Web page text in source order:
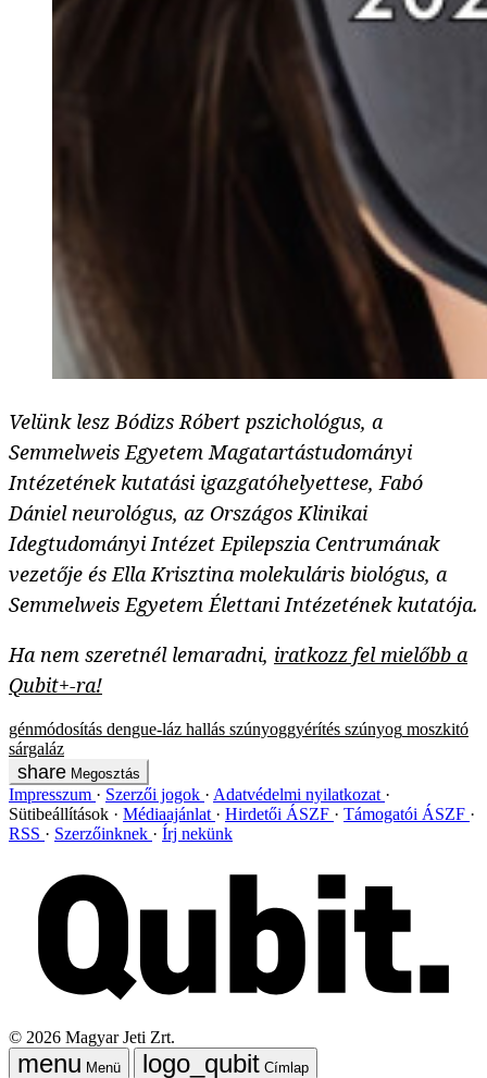
Velünk lesz Bódizs Róbert pszichológus, a
Semmelweis Egyetem Magatartástudományi
Intézetének kutatási igazgatóhelyettese, Fabó
Dániel neurológus, az Országos Klinikai
Idegtudományi Intézet Epilepszia Centrumának
vezetője és Ella Krisztina molekuláris biológus, a
Semmelweis Egyetem Élettani Intézetének kutatója.
Ha nem szeretnél lemaradni, iratkozz fel mielőbb a
Qubit+-ra!
génmódosítás dengue-láz hallás szúnyoggyérítés szúnyog moszkitó
sárgaláz
Megosztás
Impresszum Szerzői jogok
Adatvédelmi nyilatkozat
Sütibeállítások
Médiaajánlat Hirdetői ÁSZF
Támogatói ÁSZF
RSS
Szerzőinknek Írj nekünk
© 2026 Magyar Jeti Zrt.
Menü
Címlap